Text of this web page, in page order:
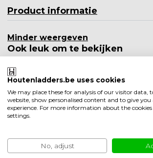
Product informatie
Minder weergeven
Ook leuk om te bekijken
Houtenladders.be uses cookies
We may place these for analysis of our visitor data,
website, show personalised content and to give
experience. For more information about the
settings.
No, adjust